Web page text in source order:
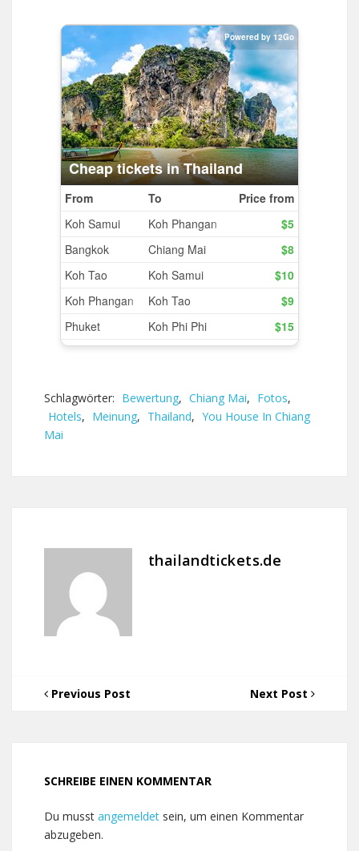
Schlagwörter: Bewertung, Chiang Mai, Fotos,
Hotels, Meinung, Thailand, You House In Chiang
Mai
thailandtickets.de
Previous Post Next Post
SCHREIBE EINEN KOMMENTAR
Du musst angemeldet sein, um einen Kommentar
abzugeben.